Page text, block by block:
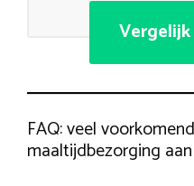
FAQ: veel
maaltijdbezorging